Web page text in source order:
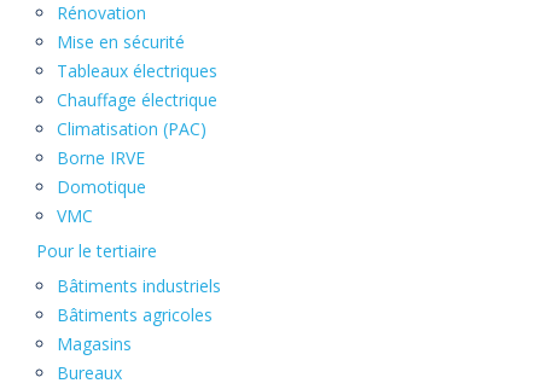
Rénovation
Mise en sécurité
Tableaux électriques
Chauffage électrique
Climatisation (PAC)
Borne IRVE
Domotique
VMC
Pour le tertiaire
Bâtiments industriels
Bâtiments agricoles
Magasins
Bureaux